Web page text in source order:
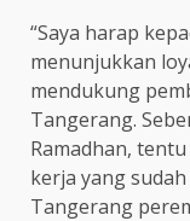
“Saya harap
menunjukkan
mendukung
Tangerang.
Ramadhan,
kerja yang
Tangerang